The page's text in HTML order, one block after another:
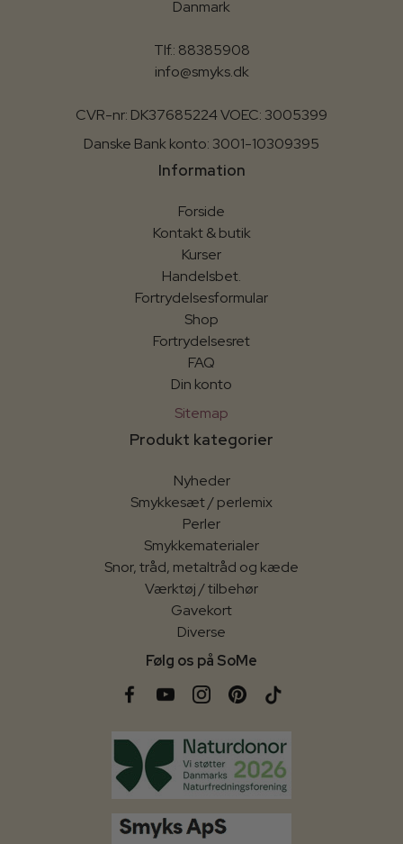
Danmark
Tlf.: 88385908
info@smyks.dk
CVR-nr: DK37685224 VOEC: 3005399
Danske Bank konto: 3001-10309395
Information
Forside
Kontakt & butik
Kurser
Handelsbet.
Fortrydelsesformular
Shop
Fortrydelsesret
FAQ
Din konto
Sitemap
Produkt kategorier
Nyheder
Smykkesæt / perlemix
Perler
Smykkematerialer
Snor, tråd, metaltråd og kæde
Værktøj / tilbehør
Gavekort
Diverse
Følg os på SoMe